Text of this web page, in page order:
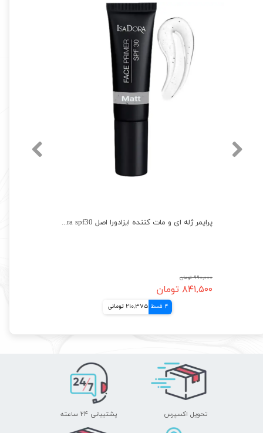
پرایمر ژله ای و مات کننده ایزادورا اصل Isadora spf30
۹۹۰,۰۰۰ تومان
۸۴۱,۵۰۰ تومان
4 قسط 210,375 تومانی
تحویل اکسپرس پشتیبانی ۲۴ ساعته